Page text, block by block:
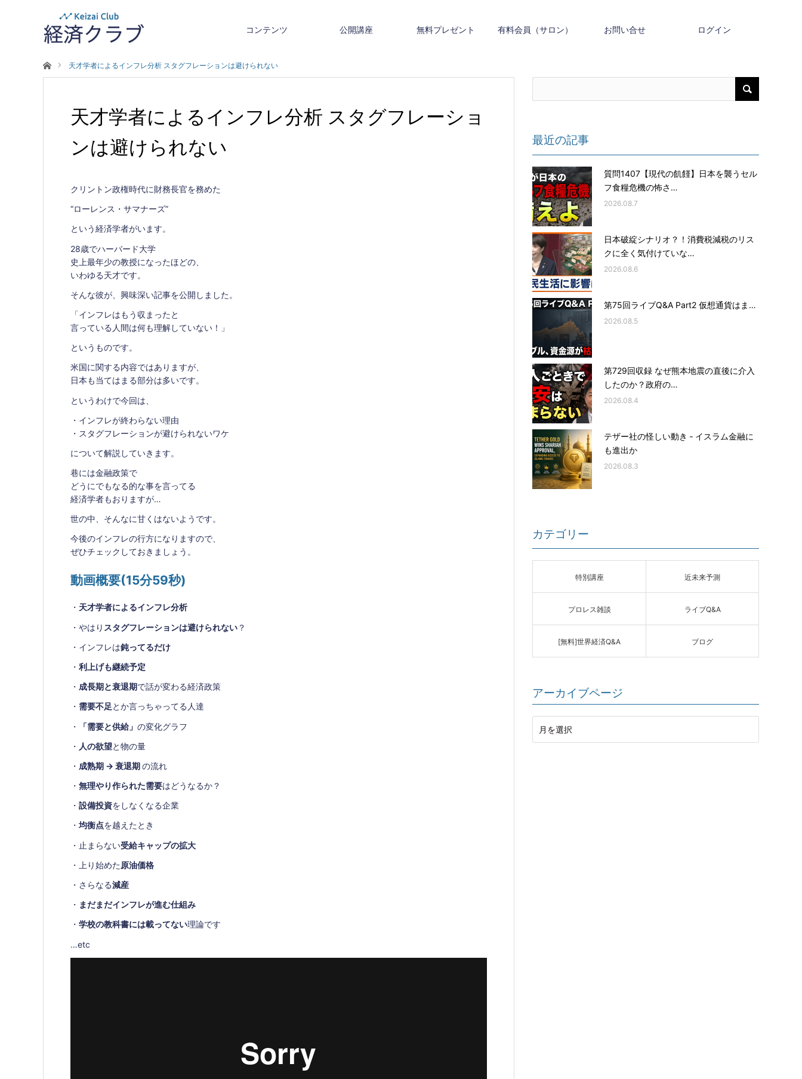
コンテンツ 公開講座 無料プレゼント 有料会員（サロン） お問い合せ ログイン
ホーム天才学者によるインフレ分析 スタグフレーションは避けられない
天才学者によるインフレ分析 スタグフレーショ
ンは避けられない
クリントン政権時代に財務長官を務めた
“ローレンス・サマナーズ”
という経済学者がいます。
28歳でハーバード大学
史上最年少の教授になったほどの、
いわゆる天才です。
そんな彼が、興味深い記事を公開しました。
「インフレはもう収まったと
言っている人間は何も理解していない！」
というものです。
米国に関する内容ではありますが、
日本も当てはまる部分は多いです。
というわけで今回は、
・インフレが終わらない理由
・スタグフレーションが避けられないワケ
について解説していきます。
巷には金融政策で
どうにでもなる的な事を言ってる
経済学者もおりますが…
世の中、そんなに甘くはないようです。
今後のインフレの行方になりますので、
ぜひチェックしておきましょう。
動画概要(15分59秒)
・ 天才学者によるインフレ分析
・やはり スタグフレーションは避けられない ？
・インフレは鈍ってるだけ
・ 利上げも継続予定
・ 成長期と衰退期で話が変わる経済政策
・ 需要不足とか言っちゃってる人達
・
「需要と供給」 の変化グラフ
・ 人の欲望と物の量
・ 成熟期 → 衰退期の流れ
・ 無理やり作られた需要はどうなるか？
・ 設備投資をしなくなる企業
・ 均衡点を越えたとき
・止まらない受給キャップの拡大
・上り始めた原油価格
・さらなる減産
・ まだまだインフレが進む仕組み
・ 学校の教科書には載ってない理論です
…etc
最近の記事
質問1407【現代の飢饉】日本を襲うセル
フ食糧危機の怖さ…
2026.08.7
日本破綻シナリオ？！消費税減税のリス
クに全く気付けていな…
2026.08.6
第75回ライブQ&A Part2 仮想通貨はま…
2026.08.5
第729回収録 なぜ熊本地震の直後に介入
したのか？政府の…
2026.08.4
テザー社の怪しい動き ‐ イスラム金融に
も進出か
2026.08.3
カテゴリー
特別講座 近未来予測
プロレス雑談 ライブQ&A
[無料]世界経済Q&A ブログ
アーカイブページ